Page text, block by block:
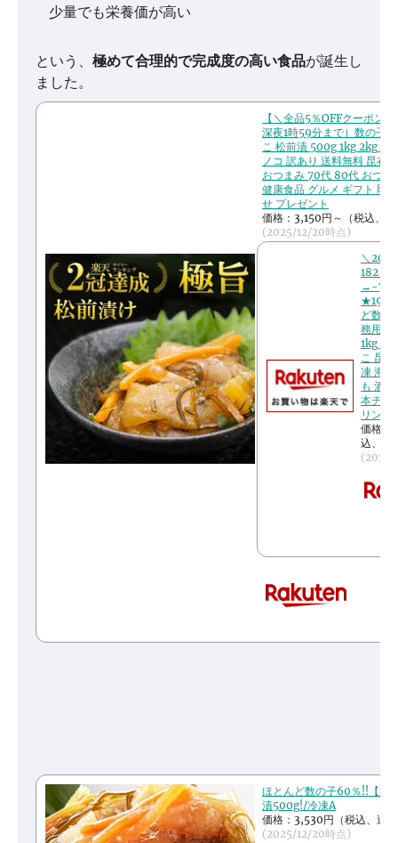
少量でも栄養価が高い
という、 極めて合理的で完成度の高い食品が誕生し
ました。
【＼全品5％OFFクーポン
深夜1時59分まで）数の子
こ 松前漬 500g 1kg 2kg 味
ノコ 訳あり 送料無料 昆布
おつまみ 70代 80代 おつま
健康食品 グルメ ギフト 取
せ プレゼント
価格：3,150円～（税込、
(2025/12/20時点)
＼20日
182％
→-
ど数の
務用】
1kg 松
こ 昆
凍 海
も 酒
本チャ
リン体
価格：
込、送
(2025/
ほとんど数の子60％!!【業
漬500g!/冷凍A
価格：3,530円（税込、送
(2025/12/20時点)